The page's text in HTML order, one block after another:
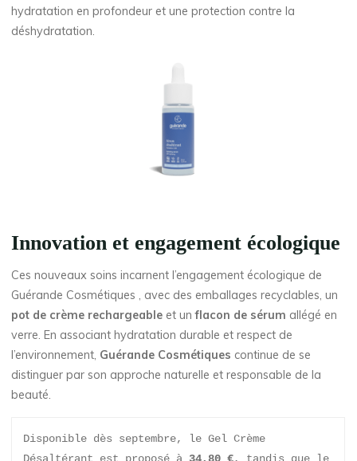
hydratation en profondeur et une protection contre la
déshydratation.
Innovation et engagement écologique
Ces nouveaux soins incarnent l’engagement écologique de
Guérande Cosmétiques , avec des emballages recyclables, un
pot de crème rechargeable et unflacon de sérum allégé en
verre. En associant hydratation durable et respect de
l’environnement, Guérande Cosmétiques continue de se
distinguer par son approche naturelle et responsable de la
beauté.
Disponible dès septembre, le Gel Crème